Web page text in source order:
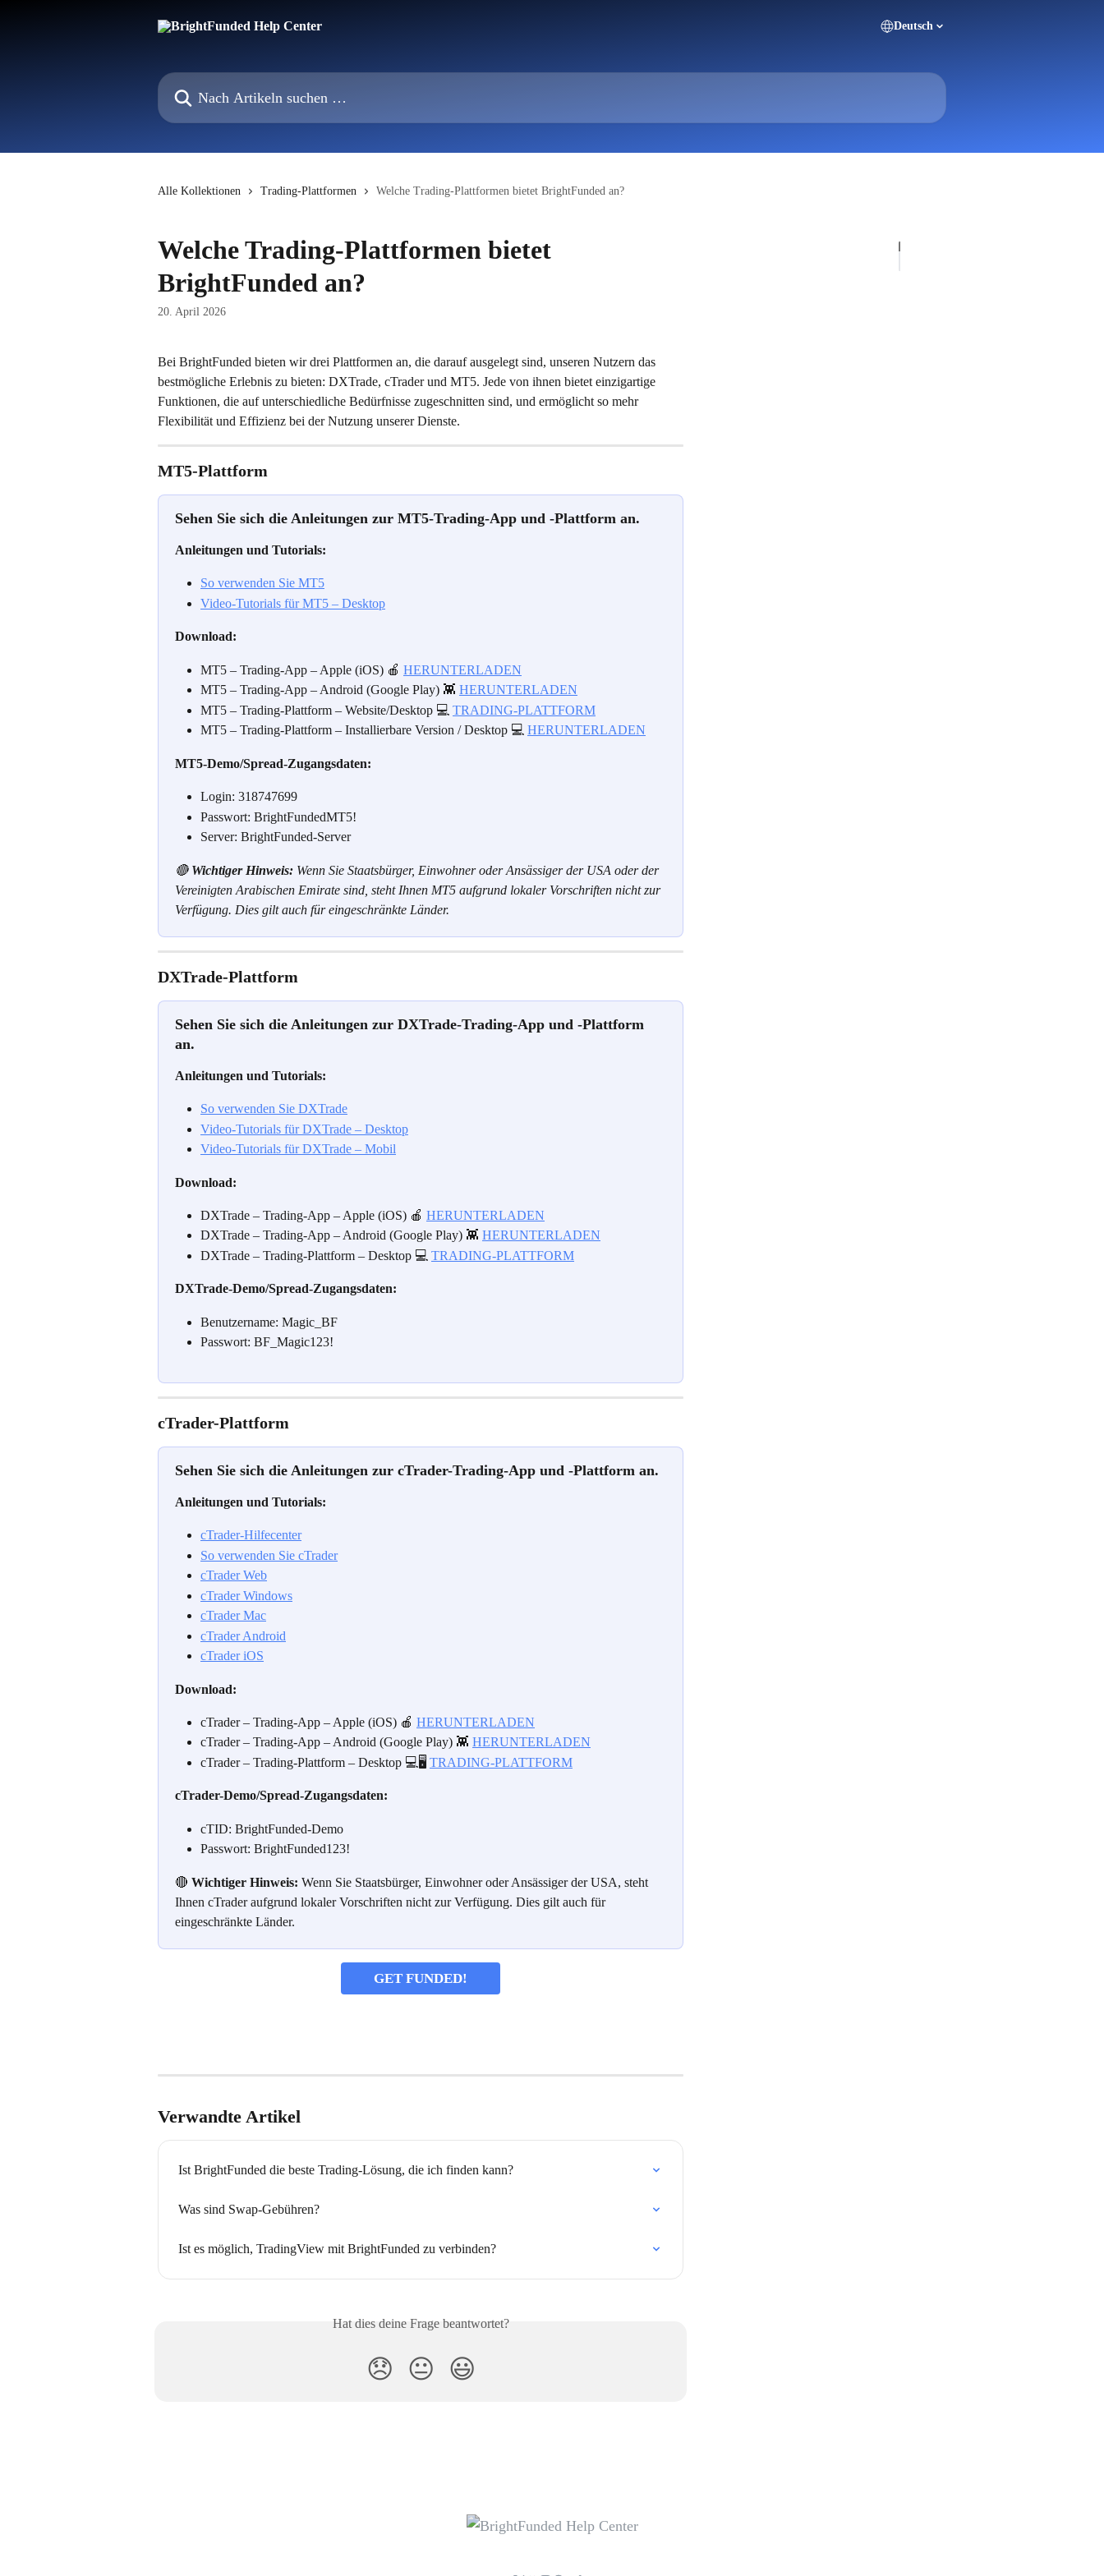
Deutsch
Nach Artikeln suchen …
Alle Kollektionen Trading-Plattformen Welche Trading-Plattformen bietet BrightFunded an?
Welche Trading-Plattformen bietet
BrightFunded an?
20. April 2026
Bei BrightFunded bieten wir drei Plattformen an, die darauf ausgelegt sind, unseren Nutzern das
bestmögliche Erlebnis zu bieten: DXTrade, cTrader und MT5. Jede von ihnen bietet einzigartige
Funktionen, die auf unterschiedliche Bedürfnisse zugeschnitten sind, und ermöglicht so mehr
Flexibilität und Effizienz bei der Nutzung unserer Dienste.
MT5-Plattform
Sehen Sie sich die Anleitungen zur MT5-Trading-App und -Plattform an.
Anleitungen und Tutorials:
So verwenden Sie MT5
Video-Tutorials für MT5 – Desktop
Download:
MT5 – Trading-App – Apple (iOS) 🍎 HERUNTERLADEN
MT5 – Trading-App – Android (Google Play) 👾 HERUNTERLADEN
MT5 – Trading-Plattform – Website/Desktop 💻 TRADING-PLATTFORM
MT5 – Trading-Plattform – Installierbare Version / Desktop 💻 HERUNTERLADEN
MT5-Demo/Spread-Zugangsdaten:
Login: 318747699
Passwort: BrightFundedMT5!
Server: BrightFunded-Server
🔴 Wichtiger Hinweis: Wenn Sie Staatsbürger, Einwohner oder Ansässiger der USA oder der
Vereinigten Arabischen Emirate sind, steht Ihnen MT5 aufgrund lokaler Vorschriften nicht zur
Verfügung. Dies gilt auch für eingeschränkte Länder.
DXTrade-Plattform
Sehen Sie sich die Anleitungen zur DXTrade-Trading-App und -Plattform
an.
Anleitungen und Tutorials:
So verwenden Sie DXTrade
Video-Tutorials für DXTrade – Desktop
Video-Tutorials für DXTrade – Mobil
Download:
DXTrade – Trading-App – Apple (iOS) 🍎 HERUNTERLADEN
DXTrade – Trading-App – Android (Google Play) 👾 HERUNTERLADEN
DXTrade – Trading-Plattform – Desktop 💻 TRADING-PLATTFORM
DXTrade-Demo/Spread-Zugangsdaten:
Benutzername: Magic_BF
Passwort: BF_Magic123!
cTrader-Plattform
Sehen Sie sich die Anleitungen zur cTrader-Trading-App und -Plattform an.
Anleitungen und Tutorials:
cTrader-Hilfecenter
So verwenden Sie cTrader
cTrader Web
cTrader Windows
cTrader Mac
cTrader Android
cTrader iOS
Download:
cTrader – Trading-App – Apple (iOS) 🍎 HERUNTERLADEN
cTrader – Trading-App – Android (Google Play) 👾 HERUNTERLADEN
cTrader – Trading-Plattform – Desktop 💻🖥️ TRADING-PLATTFORM
cTrader-Demo/Spread-Zugangsdaten:
cTID: BrightFunded-Demo
Passwort: BrightFunded123!
🔴 Wichtiger Hinweis: Wenn Sie Staatsbürger, Einwohner oder Ansässiger der USA, steht
Ihnen cTrader aufgrund lokaler Vorschriften nicht zur Verfügung. Dies gilt auch für
eingeschränkte Länder.
GET FUNDED!
Verwandte Artikel
Ist BrightFunded die beste Trading-Lösung, die ich finden kann?
Was sind Swap-Gebühren?
Ist es möglich, TradingView mit BrightFunded zu verbinden?
Hat dies deine Frage beantwortet?
😞 😐 😃